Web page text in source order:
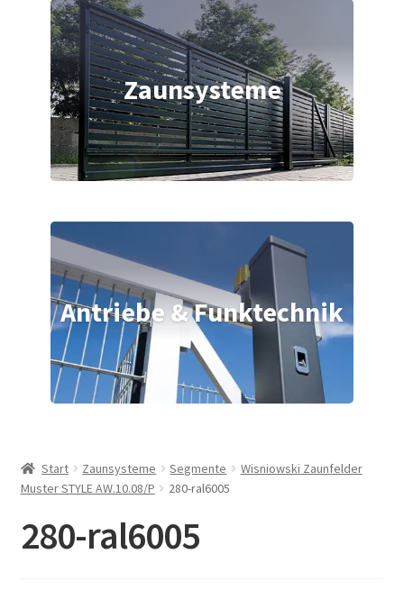
Zaunsysteme
Antriebe & Funktechnik
Start Zaunsysteme Segmente
Wisniowski Zaunfelder
Muster STYLE AW.10.08/P
280-ral6005
280-ral6005